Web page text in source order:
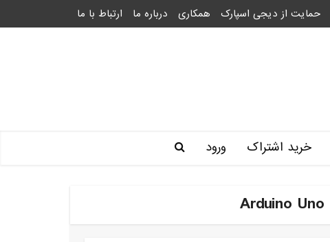
حمایت از دیجی اسپارک همکاری درباره ما ارتباط با ما
خرید اشتراک ورود